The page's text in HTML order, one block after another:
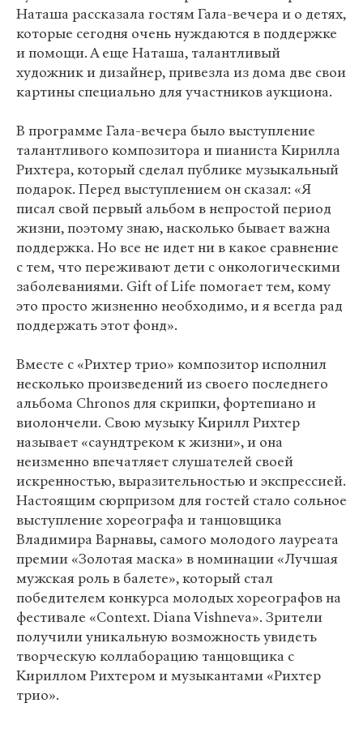
Наташа рассказала гостям Гала-вечера и о детях,
которые сегодня очень нуждаются в поддержке
и помощи. А еще Наташа, талантливый
художник и дизайнер, привезла из дома две свои
картины специально для участников аукциона.
В программе Гала-вечера было выступление
талантливого композитора и пианиста Кирилла
Рихтера, который сделал публике музыкальный
подарок. Перед выступлением он сказал: «Я
писал свой первый альбом в непростой период
жизни, поэтому знаю, насколько бывает важна
поддержка. Но все не идет ни в какое сравнение
с тем, что переживают дети с онкологическими
заболеваниями. Gift of Life помогает тем, кому
это просто жизненно необходимо, и я всегда рад
поддержать этот фонд».
Вместе с «Рихтер трио» композитор исполнил
несколько произведений из своего последнего
альбома Chronos для скрипки, фортепиано и
виолончели. Свою музыку Кирилл Рихтер
называет «саундтреком к жизни», и она
неизменно впечатляет слушателей своей
искренностью, выразительностью и экспрессией.
Настоящим сюрпризом для гостей стало сольное
выступление хореографа и танцовщика
Владимира Варнавы, самого молодого лауреата
премии «Золотая маска» в номинации «Лучшая
мужская роль в балете», который стал
победителем конкурса молодых хореографов на
фестивале «Context. Diana Vishneva». Зрители
получили уникальную возможность увидеть
творческую коллаборацию танцовщика с
Кириллом Рихтером и музыкантами «Рихтер
трио».